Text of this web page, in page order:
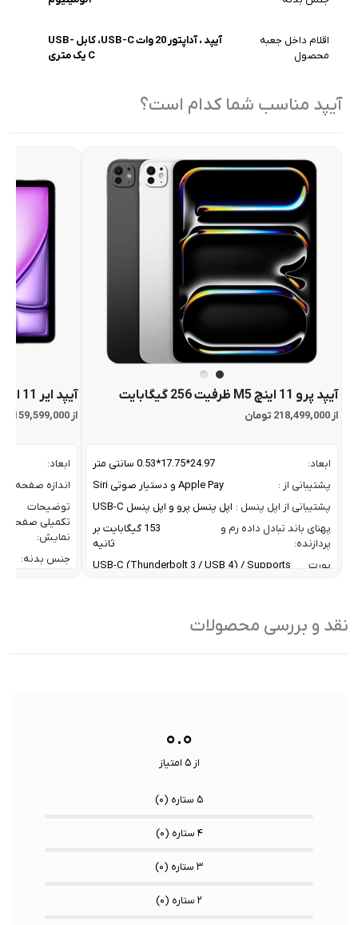
اقلام داخل جعبه
محصول
آیپد ، آداپتور 20 وات USB-C، کابل USB-
C یک متری
آیپد مناسب شما کدام است؟
آیپد پرو 11 اینچ M5 ظرفیت 256 گیگابایت
از 218,499,000 تومان
ابعاد:
24.97*17.75*0.53 سانتی متر
پشتیبانی از :
Apple Pay و دستیار صوتی Siri
پشتیبانی از اپل پنسل : اپل پنسل پرو و اپل پنسل USB-C
پهنای باند تبادل داده رم و
پردازنده:
153 گیگابایت بر
ثانیه
پورت
USB-C (Thunderbolt 3 / USB 4) / Supports
تراکم پیکسلی صفحه نمایش:
تعداد اسپیکرها و
آیپد ایر 11 اینچ M4 ظرفیت 256 گیگابایت
از 159,599,000 تومان
ابعاد:
اندازه صفحه
توضیحات
تکمیلی صفحه
نمایش:
جنس بدنه:
نقد و بررسی محصولات
۰.۰
از ۵ امتیاز
۵ ستاره ( ۰)
۴ ستاره ( ۰)
۳ ستاره ( ۰)
۲ ستاره ( ۰)